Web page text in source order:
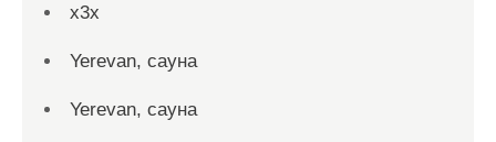
x3x
Yerevan, сауна
Yerevan, сауна